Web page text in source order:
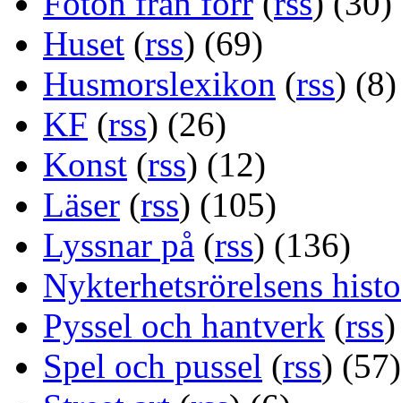
Huset (rss) (69)
Husmorslexikon (rss) (8)
KF (rss) (26)
Konst (rss) (12)
Läser (rss) (105)
Lyssnar på (rss) (136)
Nykterhetsrörelsens
Pyssel och hantverk (rss
Spel och pussel (rss) (57)